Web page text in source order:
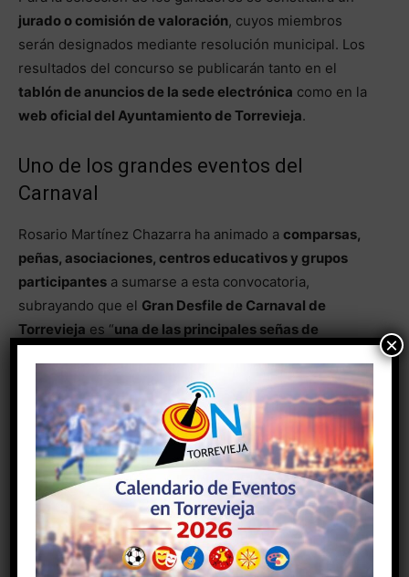
jurado o comisión de valoración, cuyos miembros
serán designados mediante resolución municipal. Los
resultados del concurso se publicarán tanto en el
tablón de anuncios de la sede electrónica como en la
web oficial del Ayuntamiento de Torrevieja.
Uno de los grandes eventos del
Carnaval
Rosario Martínez Chazarra ha animado a comparsas,
peñas, asociaciones, centros educativos y grupos
participantes a sumarse a esta convocatoria,
subrayando que el Gran Desfile de Carnaval de
Torrevieja es “una de las principales señas de
multitudinarios y esperados del calendario festivo”.
Con la apertura del plazo de inscripción del Concurso
de Premios del Gran Desfile de Carnaval de Torrevieja
2026, el municipio comienza la cuenta atrás para vivir
una nueva edición de uno de sus eventos más
emblemáticos, que cada año congrega a miles de
personas y refuerza la proyección cultural y festiva de
la ciudad.
×